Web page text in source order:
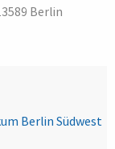
Berlin
Berlin Südwest